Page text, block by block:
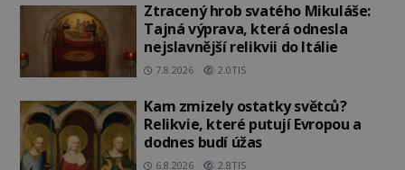
Ztracený hrob svatého Mikuláše:
Tajná výprava, která odnesla
nejslavnější relikvii do Itálie
7.8.2026 2.0TIS
Kam zmizely ostatky světců?
Relikvie, které putují Evropou a
dodnes budí úžas
6.8.2026 2.8TIS